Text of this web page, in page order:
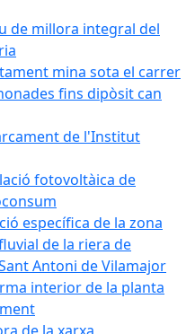
de millora integral del
mina sota el carrer
fins dipòsit can
de l'Institut
fotovoltàica de
específica de la zona
de la riera de
Antoni de Vilamajor
interior de la planta